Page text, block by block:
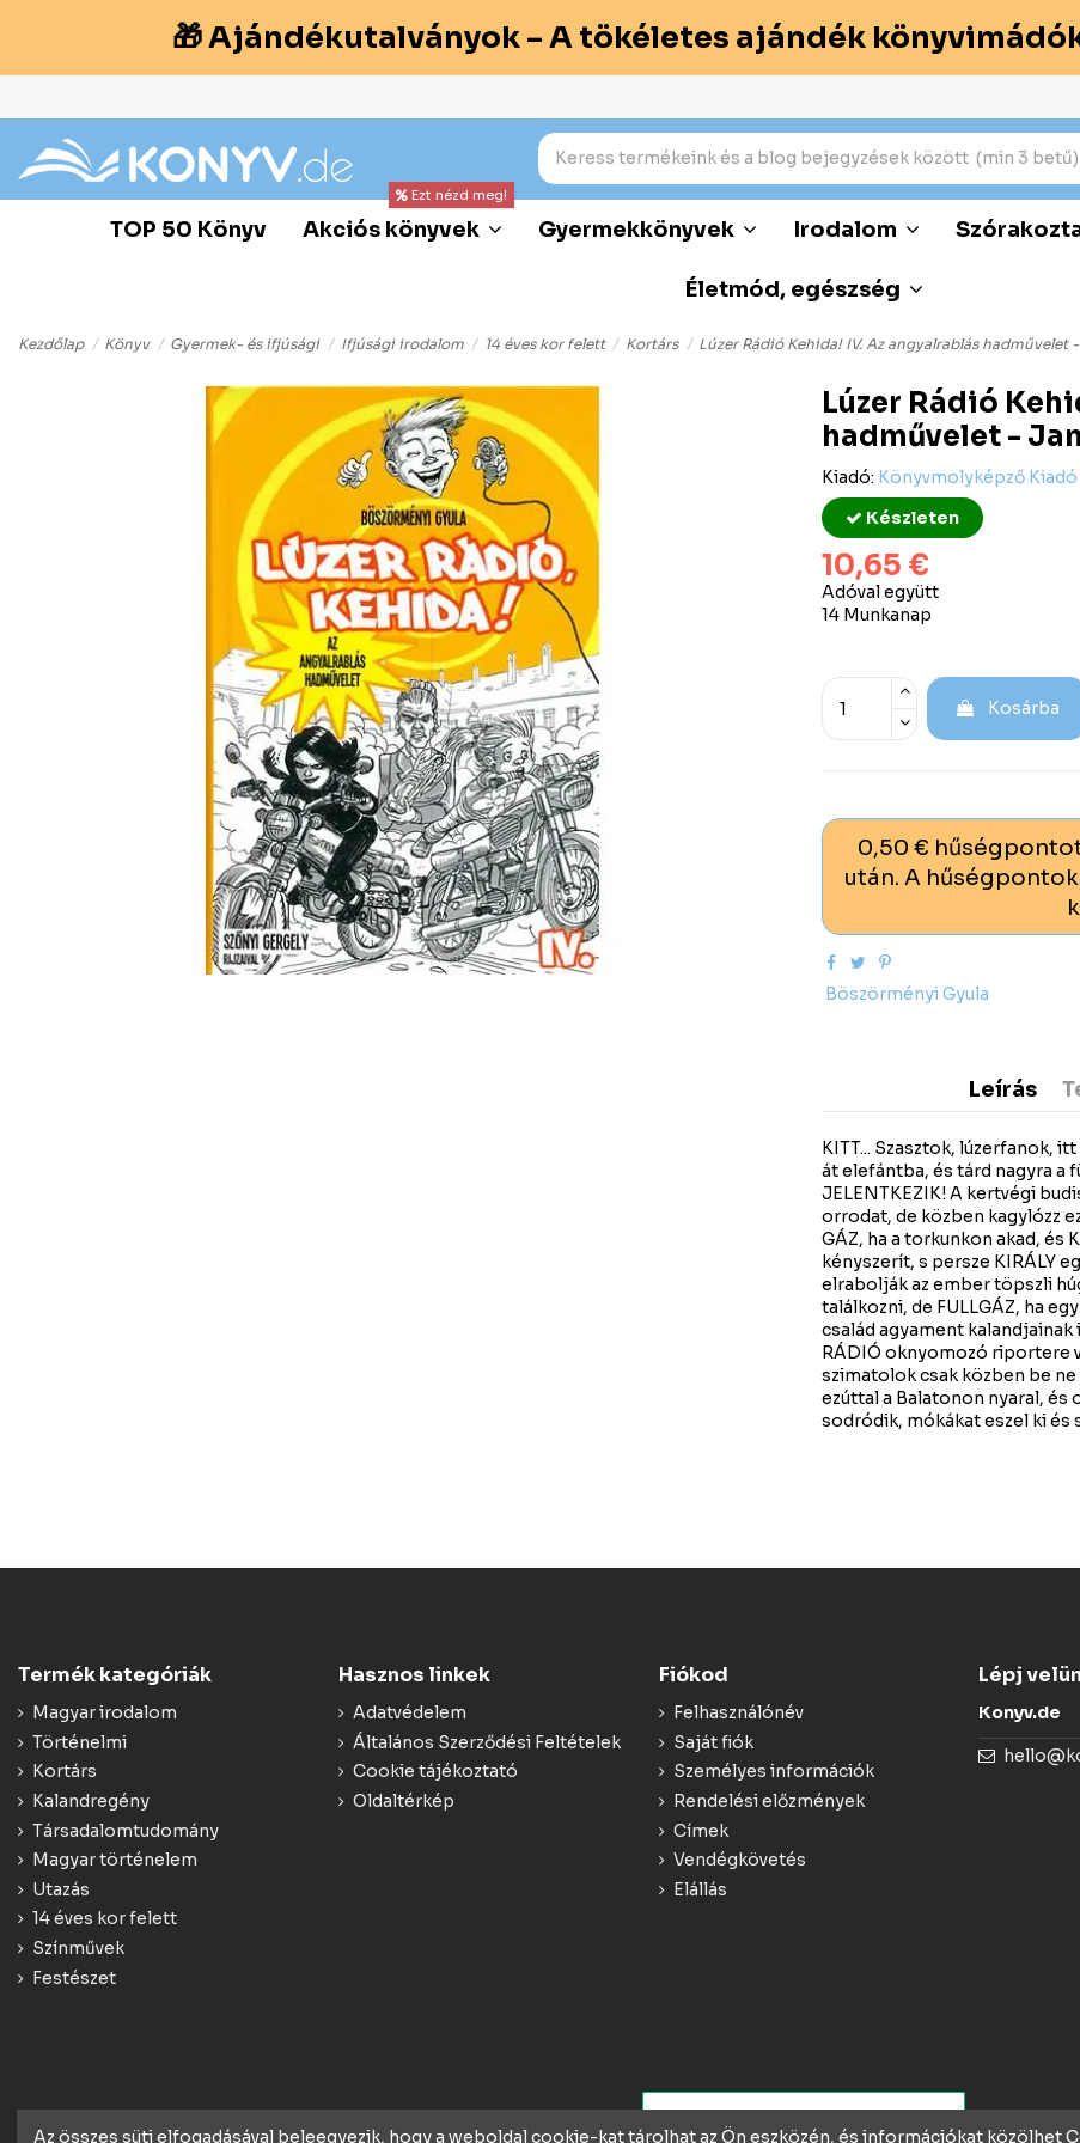
🎁 Ajándékutalványok – A tökéletes ajándék
TOP 50 Könyv Akciós könyvek
Ezt nézd meg!
Gyermekkönyvek Irodalom
Életmód, egészség
Kezdőlap Könyv Gyermek- és ifjúsági Ifjúsági irodalom 14 éves kor felett Kortárs Lúzer Rádió Kehida! IV. Az angyalrablás hadművelet
Lúzer Rádió
hadművelet -
Kiadó: Könyvmolyképző
Készleten
10,65 €
Adóval együtt
14 Munkanap
Kosárba
0,50 €
után. A
Böszörményi Gyula
Leírás
KITT... Szasztok, lúzerfanok,
át elefántba, és tárd nagyra a
JELENTKEZIK! A kertvégi
orrodat, de közben kagylózz
GÁZ, ha a torkunkon akad, és
kényszerít, s persze KIRÁLY
elrabolják az ember töpszli
találkozni, de FULLGÁZ, ha
család agyament kalandjainak
RÁDIÓ oknyomozó riportere
szimatolok csak közben be ne
ezúttal a Balatonon nyaral, és
sodródik, mókákat eszel ki és
Termék kategóriák
Magyar irodalom
Történelmi
Kortárs
Kalandregény
Társadalomtudomány
Magyar történelem
Utazás
14 éves kor felett
Színművek
Festészet
Hasznos linkek
Adatvédelem
Általános Szerződési Feltételek
Cookie tájékoztató
Oldaltérkép
Fiókod
Felhasználónév
Saját fiók
Személyes információk
Rendelési előzmények
Címek
Vendégkövetés
Elállás
Lépj
Konyv.de
Az összes süti elfogadásával beleegyezik, hogy a weboldal cookie-kat tárolhat az Ön eszközén, és információkat közölhet